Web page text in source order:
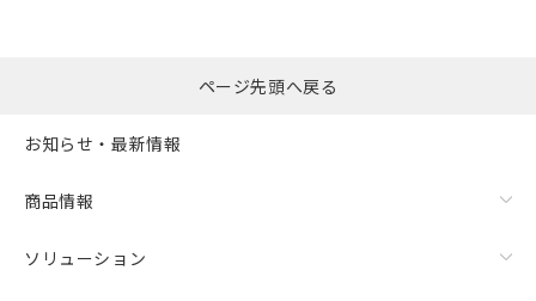
ページ先頭へ戻る
お知らせ・最新情報
商品情報
ソリューション